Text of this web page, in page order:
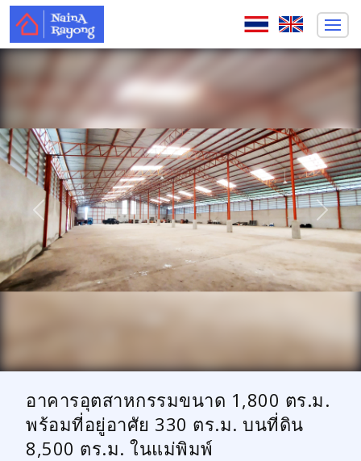
ก่อนหน้า ถัดไป
อาคารอุตสาหกรรมขนาด 1,800 ตร.ม.
พร้อมที่อยู่อาศัย 330 ตร.ม. บนที่ดิน
8,500 ตร.ม. ในแม่พิมพ์